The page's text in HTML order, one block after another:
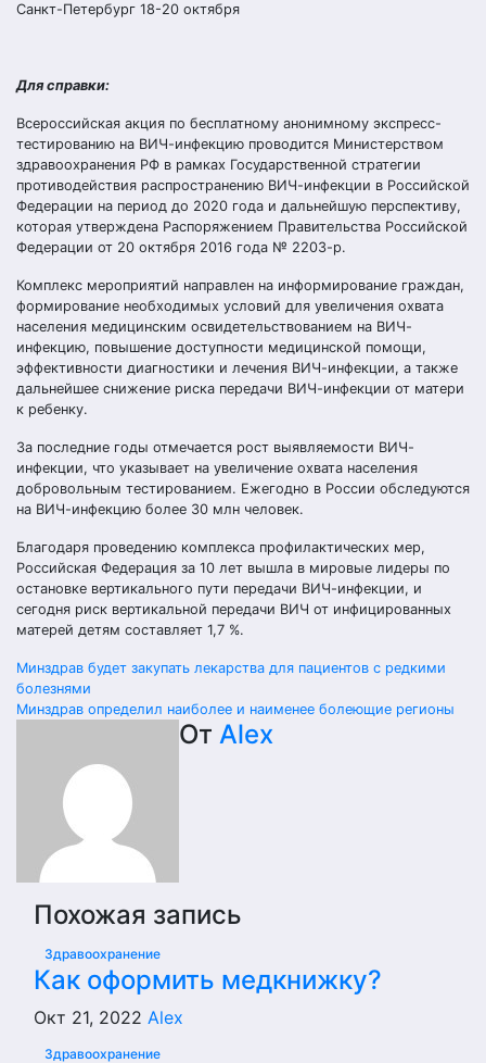
Санкт-Петербург 18-20 октября
Для справки:
Всероссийская акция по бесплатному анонимному экспресс-
тестированию на ВИЧ-инфекцию проводится Министерством
здравоохранения РФ в рамках Государственной стратегии
противодействия распространению ВИЧ-инфекции в Российской
Федерации на период до 2020 года и дальнейшую перспективу,
которая утверждена Распоряжением Правительства Российской
Федерации от 20 октября 2016 года № 2203-р.
Комплекс мероприятий направлен на информирование граждан,
формирование необходимых условий для увеличения охвата
населения медицинским освидетельствованием на ВИЧ-
инфекцию, повышение доступности медицинской помощи,
эффективности диагностики и лечения ВИЧ-инфекции, а также
дальнейшее снижение риска передачи ВИЧ-инфекции от матери
к ребенку.
За последние годы отмечается рост выявляемости ВИЧ-
инфекции, что указывает на увеличение охвата населения
добровольным тестированием. Ежегодно в России обследуются
на ВИЧ-инфекцию более 30 млн человек.
Благодаря проведению комплекса профилактических мер,
Российская Федерация за 10 лет вышла в мировые лидеры по
остановке вертикального пути передачи ВИЧ-инфекции, и
сегодня риск вертикальной передачи ВИЧ от инфицированных
матерей детям составляет 1,7 %.
Навигация
по
записям
Минздрав будет закупать лекарства для пациентов с редкими
болезнями
Минздрав определил наиболее и наименее болеющие регионы
От Alex
Похожая запись
Здравоохранение
Как оформить медкнижку?
Окт 21, 2022 Alex
Здравоохранение